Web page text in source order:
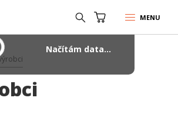
MENU
Načítám data...